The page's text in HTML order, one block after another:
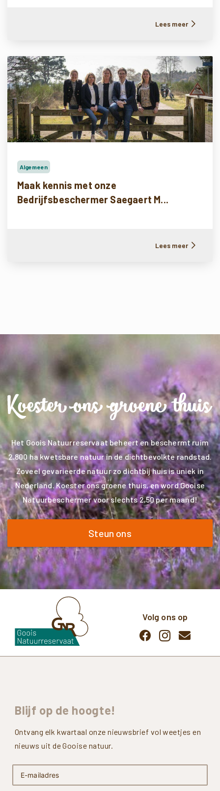
Lees meer
Algemeen
Maak kennis met onze
Bedrijfsbeschermer Saegaert M...
Lees meer
Het Goois Natuurreservaat beheert en beschermt ruim
2.800 ha kwetsbare natuur in de dichtbevolkte randstad.
Zoveel gevarieerde natuur zo dichtbij huis is uniek in
Nederland. Koester ons groene thuis, en word Gooise
Natuurbeschermer voor slechts 2,50 per maand!
Steun ons
Volg ons op
Blijf op de hoogte!
Ontvang elk kwartaal onze nieuwsbrief vol weetjes en
nieuws uit de Gooise natuur.